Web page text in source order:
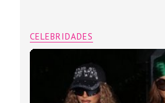
CELEBRIDADES